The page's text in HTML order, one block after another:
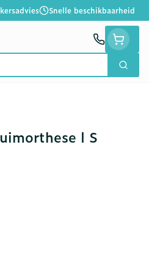
Snelle beschikbaarheid
Zoek
l S